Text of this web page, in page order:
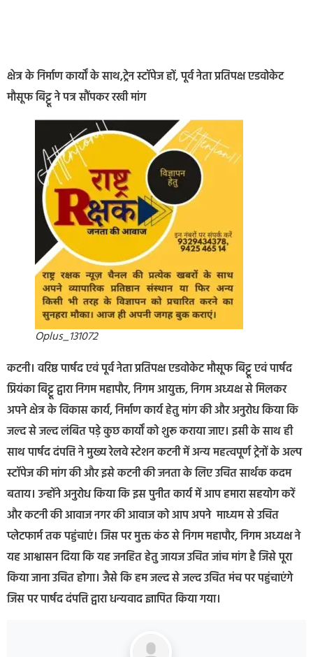
क्षेत्र के निर्माण कार्यों के साथ,ट्रेन स्टॉपेज हों, पूर्व नेता प्रतिपक्ष एडवोकेट
मौसूफ बिट्टू ने पत्र सौंपकर रखी मांग
Oplus_131072
कटनी। वरिष्ठ पार्षद एवं पूर्व नेता प्रतिपक्ष एडवोकेट मौसूफ बिट्टू एवं पार्षद
प्रियंका बिट्टू द्वारा निगम महापौर, निगम आयुक्त, निगम अध्यक्ष से मिलकर
अपने क्षेत्र के विकास कार्य, निर्माण कार्य हेतु मांग की और अनुरोध किया कि
जल्द से जल्द लंबित पड़े कुछ कार्यों को शुरू कराया जाए। इसी के साथ ही
साथ पार्षद दंपत्ति ने मुख्य रेलवे स्टेशन कटनी में अन्य महत्वपूर्ण ट्रेनों के अल्प
स्टॉपेज की मांग की और इसे कटनी की जनता के लिए उचित सार्थक कदम
बताय। उन्होंने अनुरोध किया कि इस पुनीत कार्य में आप हमारा सहयोग करें
और कटनी की आवाज नगर की आवाज को आप अपने माध्यम से उचित
प्लेटफार्म तक पहुंचाएं। जिस पर मुक्त कंठ से निगम महापौर, निगम अध्यक्ष ने
यह आश्वासन दिया कि यह जनहित हेतु जायज उचित जांच मांग है जिसे पूरा
किया जाना उचित होगा। जैसे कि हम जल्द से जल्द उचित मंच पर पहुंचाएंगे
जिस पर पार्षद दंपत्ति द्वारा धन्यवाद ज्ञापित किया गया।